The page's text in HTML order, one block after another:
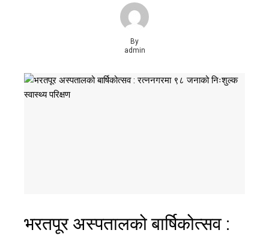
By
admin
भरतपूर अस्पतालको बार्षिकोत्सव :